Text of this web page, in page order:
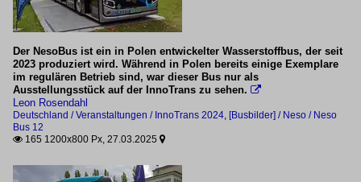
Matisa B 45 UE Stopfmaschine
Windhoff MPV Ventus
Italien
Bahndienstfahrzeuge
SVI Locobus
Dieselloks
Der NesoBus ist ein in Polen entwickelter Wasserstoffbus, der seit
2023 produziert wird. Während in Polen bereits einige Exemplare
im regulären Betrieb sind, war dieser Bus nur als
Ausstellungsstück auf der InnoTrans zu sehen. 
Leon Rosendahl
Deutschland / Veranstaltungen / InnoTrans 2024, [Busbilder] / Neso / Neso
Bus 12
 165 1200x800 Px, 27.03.2025 